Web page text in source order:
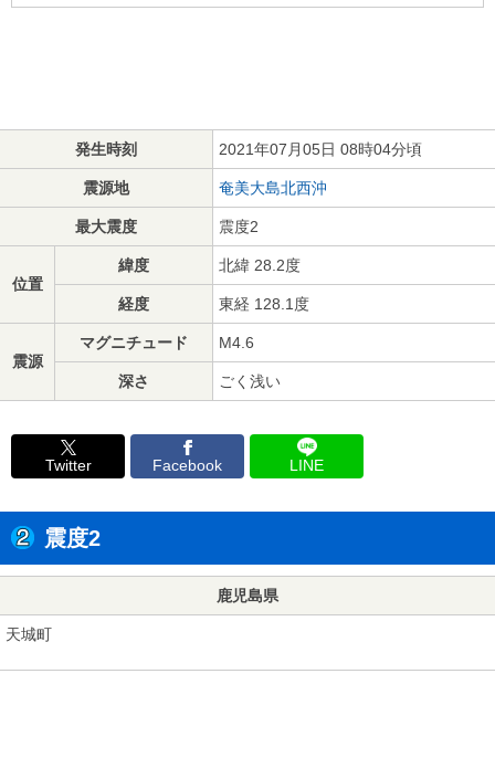
発生時刻 2021年07月05日 08時04分頃
震源地 奄美大島北西沖
最大震度 震度2
位置
緯度 北緯 28.2度
経度 東経 128.1度
震源
マグニチュード M4.6
深さ ごく浅い
Twitter Facebook LINE
震度2
鹿児島県
天城町